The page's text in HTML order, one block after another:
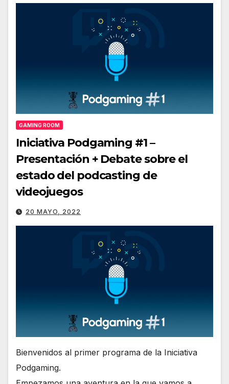
GAMING ROOM
Iniciativa Podgaming #1 –
Presentación + Debate sobre el
estado del podcasting de
videojuegos
20 MAYO, 2022
Bienvenidos al primer programa de la Iniciativa
Podgaming.